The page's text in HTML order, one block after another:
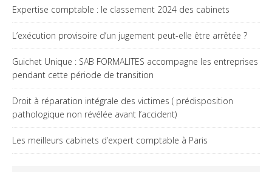
Expertise comptable : le classement 2024 des cabinets
L’exécution provisoire d’un jugement peut-elle être arrêtée ?
Guichet Unique : SAB FORMALITES accompagne les entreprises
pendant cette période de transition
Droit à réparation intégrale des victimes ( prédisposition
pathologique non révélée avant l’accident)
Les meilleurs cabinets d’expert comptable à Paris